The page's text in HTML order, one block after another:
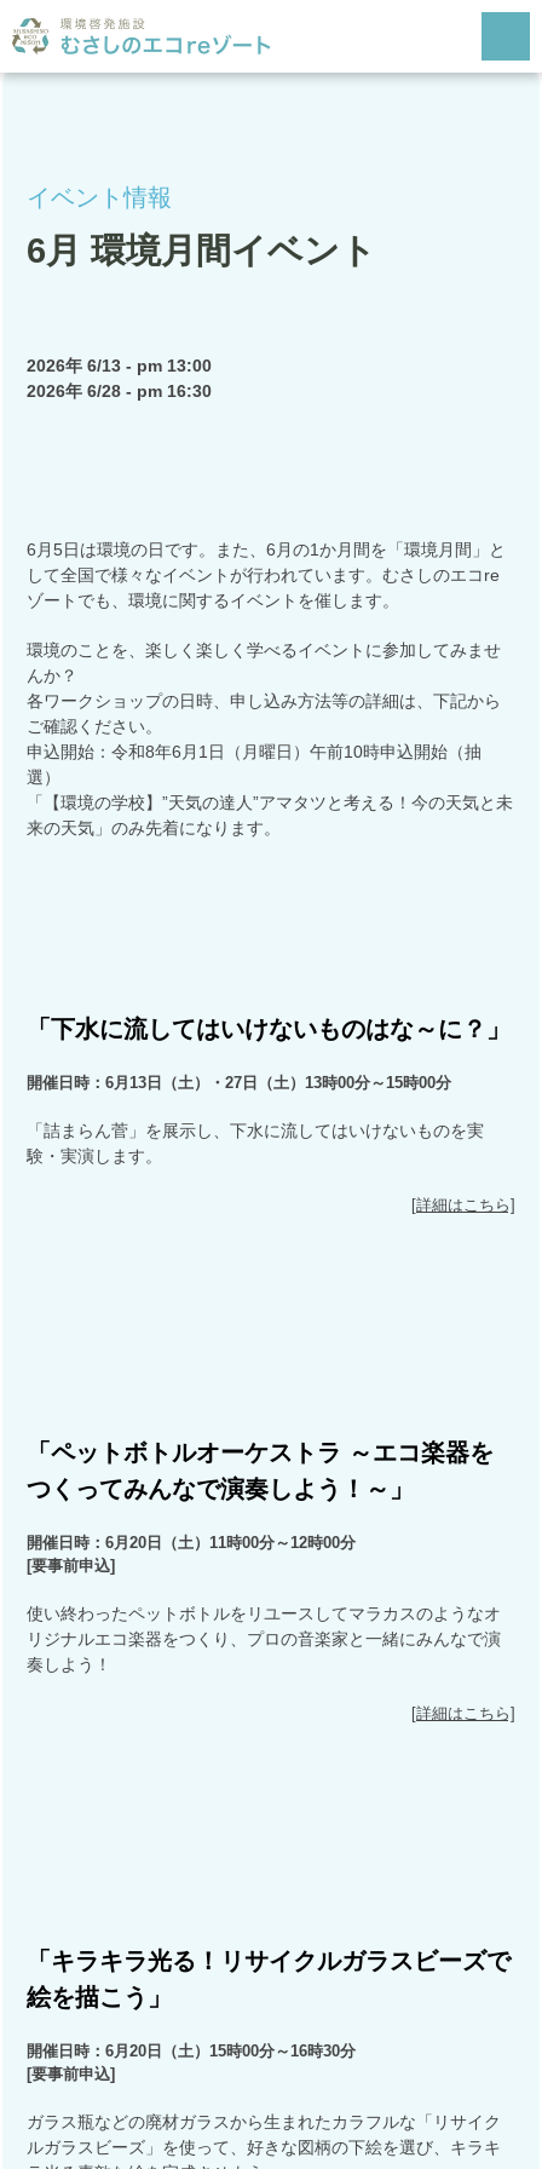
電話番号：0422-60-1945(代表)
休館日：火曜、祝日(月曜が祝日の場合は月曜開館、水曜
休館)、年末年始
イベント情報
6月 環境月間イベント
2026年 6/13 - pm 13:00
2026年 6/28 - pm 16:30
6月5日は環境の日です。また、6月の1か月間を「環境月間」と
して全国で様々なイベントが行われています。むさしのエコre
ゾートでも、環境に関するイベントを催します。
環境のことを、楽しく楽しく学べるイベントに参加してみませ
んか？
各ワークショップの日時、申し込み方法等の詳細は、下記から
ご確認ください。
申込開始：令和8年6月1日（月曜日）午前10時申込開始（抽
選）
「【環境の学校】”天気の達人”アマタツと考える！今の天気と未
来の天気」のみ先着になります。
「下水に流してはいけないものはな～に？」
開催日時：6月13日（土）・27日（土）13時00分～15時00分
「詰まらん菅」を展示し、下水に流してはいけないものを実
験・実演します。
[詳細はこちら]
「ペットボトルオーケストラ ～エコ楽器を
つくってみんなで演奏しよう！～」
開催日時：6月20日（土）11時00分～12時00分
[要事前申込]
使い終わったペットボトルをリユースしてマラカスのようなオ
リジナルエコ楽器をつくり、プロの音楽家と一緒にみんなで演
奏しよう！
[詳細はこちら]
「キラキラ光る！リサイクルガラスビーズで
絵を描こう」
開催日時：6月20日（土）15時00分～16時30分
[要事前申込]
ガラス瓶などの廃材ガラスから生まれたカラフルな「リサイク
ルガラスビーズ」を使って、好きな図柄の下絵を選び、キラキ